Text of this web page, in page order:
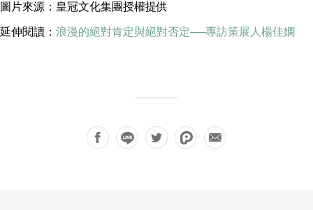
圖片來源：皇冠文化集團授權提供
延伸閱讀： 浪漫的絕對肯定與絕對否定──專訪策展人楊佳嫻